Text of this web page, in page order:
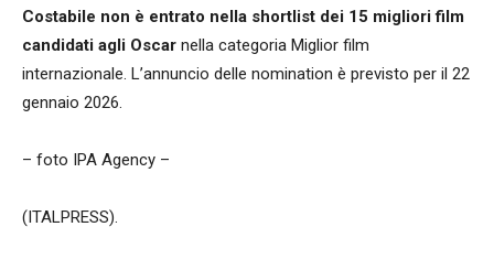
Costabile non è entrato nella shortlist dei 15 migliori film
candidati agli Oscar nella categoria Miglior film
internazionale. L’annuncio delle nomination è previsto per il 22
gennaio 2026.
– foto IPA Agency –
(ITALPRESS).